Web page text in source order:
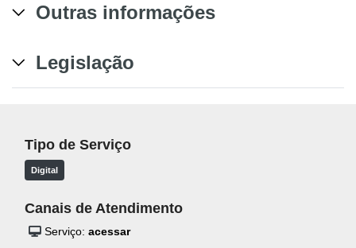
Outras informações
Legislação
Tipo de Serviço
Digital
Canais de Atendimento
Serviço: acessar